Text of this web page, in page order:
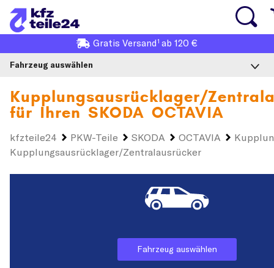
Gratis Versand1 ab 120 €
Fahrzeug auswählen
Kupplungsausrücklager/
für Ihren SKODA OCTAVIA
kfzteile24 PKW-Teile SKODA OCTAVIA
Kupplungsausrücklager/Zentralausrücker
Fahrzeug auswählen